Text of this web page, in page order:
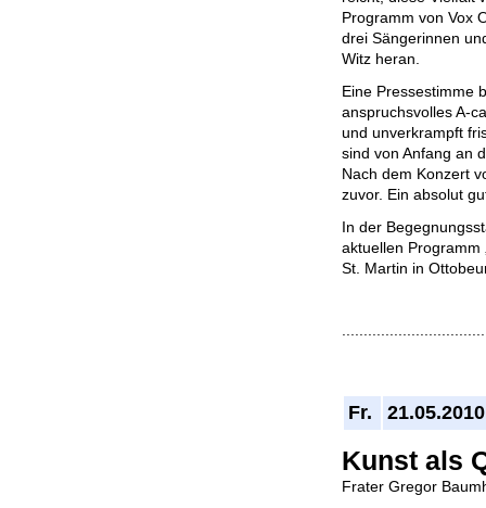
Programm von Vox
drei Sängerinnen
Witz heran.
Eine Pressestimme
anspruchsvolles A-
und unverkrampft
sind von Anfang an
Nach dem Konzert
zuvor. Ein absolut
In der
aktuellen Programm
St. Martin in
Fr. 21.05.2010
Kunst als
Frater Gregor